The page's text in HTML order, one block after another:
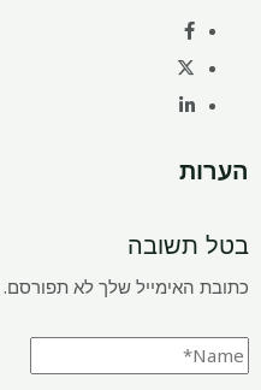
הערות
בטל תשובה
כתובת האימייל שלך לא תפורסם.